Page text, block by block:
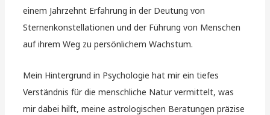
einem Jahrzehnt Erfahrung in der Deutung von
Sternenkonstellationen und der Führung von Menschen
auf ihrem Weg zu persönlichem Wachstum.
Mein Hintergrund in Psychologie hat mir ein tiefes
Verständnis für die menschliche Natur vermittelt, was
mir dabei hilft, meine astrologischen Beratungen präzise